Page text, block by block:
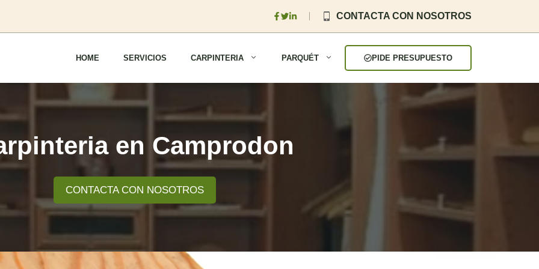
CONTACTA CON NOSOTROS
HOME SERVICIOS CARPINTERIA PARQUÉT PIDE PRESUPUESTO
en Camprodon
CONTACTA CON NOSOTROS